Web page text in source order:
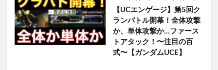
【UCエンゲージ】第5回ク
ランバトル開幕！全体攻撃
か、単体攻撃か…ファース
トアタック！〜注目の百
式〜【ガンダムUCE】